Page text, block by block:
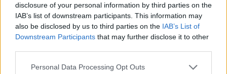
disclosure of your personal information by third parties on the
IAB’s list of downstream participants. This information may
also be disclosed by us to third parties on the IAB’s List of
Downstream Participants that may further disclose it to other
Personal Data Processing Opt Outs